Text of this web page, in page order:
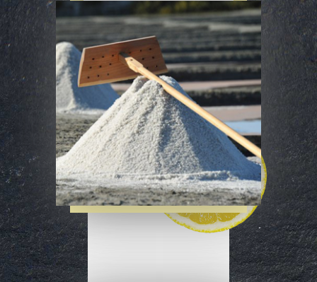
sauniers seulement. Les
derniers exploitants ont une
moyenne d’âge de 63 ans.
Cette activité supplantée par
d’autres moins aléatoires et
saisonnières telles que
l’agriculture, l’ostréiculture et
le tourisme. C’est en voyant le
dépérissement de cette activité
qui pendant des siècles avait
été le coeur de la vie de l’île que
l’Association des amis du
marais salant s’est créée, et
que la Société Esprit du Sel s’est
faite l’ambassadeur du sel de
l’île de Ré sur l’ensemble des
continents.